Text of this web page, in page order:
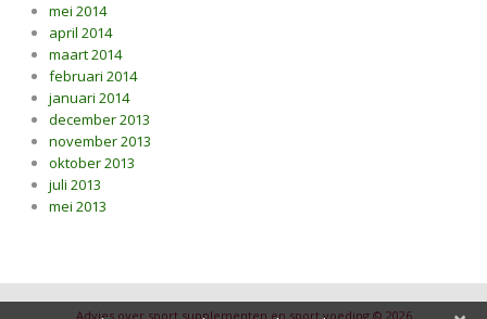
mei 2014
april 2014
maart 2014
februari 2014
januari 2014
december 2013
november 2013
oktober 2013
juli 2013
mei 2013
Advies over sport supplementen en sport voeding © 2026